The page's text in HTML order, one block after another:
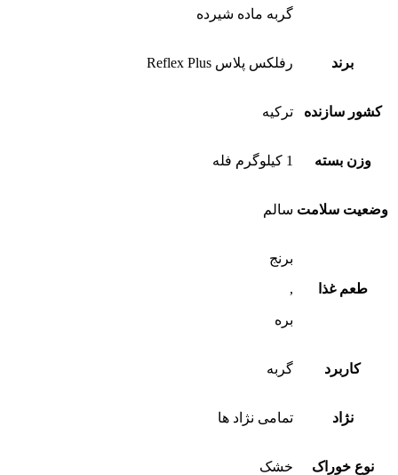
گربه ماده شیرده
برند رفلکس پلاس Reflex Plus
کشور سازنده ترکیه
وزن بسته 1 کیلوگرم فله
وضعیت سلامت سالم
طعم غذا
برنج
,
بره
کاربرد گربه
نژاد تمامی نژاد ها
نوع خوراک خشک